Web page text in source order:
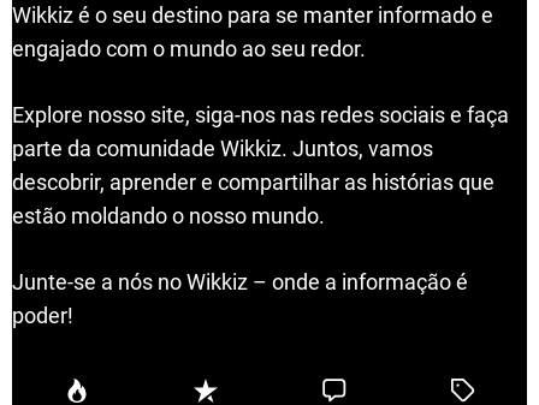
Wikkiz é o seu destino para se manter informado e
engajado com o mundo ao seu redor.
Explore nosso site, siga-nos nas redes sociais e faça
parte da comunidade Wikkiz. Juntos, vamos
descobrir, aprender e compartilhar as histórias que
estão moldando o nosso mundo.
Junte-se a nós no Wikkiz – onde a informação é
poder!
P
R
C
T